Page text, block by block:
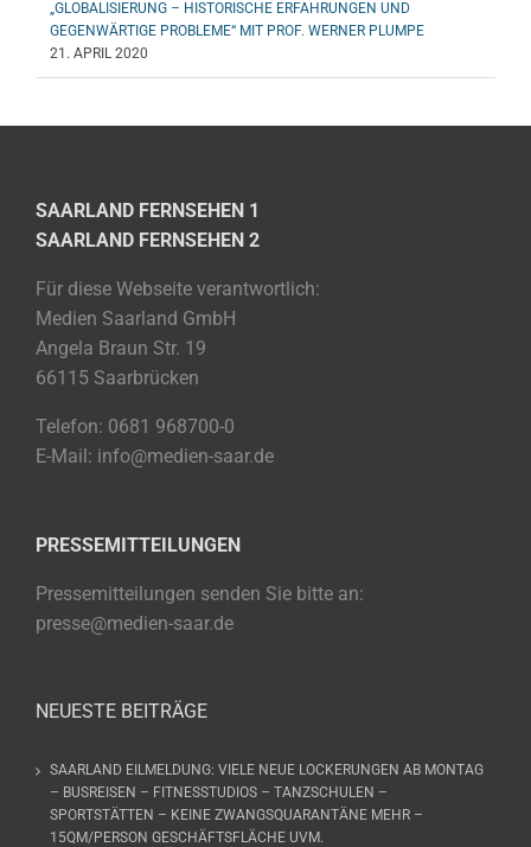
„GLOBALISIERUNG – HISTORISCHE ERFAHRUNGEN UND
GEGENWÄRTIGE PROBLEME“ MIT PROF. WERNER PLUMPE
21. APRIL 2020
SAARLAND FERNSEHEN 1
SAARLAND FERNSEHEN 2
Für diese Webseite verantwortlich:
Medien Saarland GmbH
Angela Braun Str. 19
66115 Saarbrücken
Telefon: 0681 968700-0
E-Mail: info@medien-saar.de
PRESSEMITTEILUNGEN
Pressemitteilungen senden Sie bitte an:
presse@medien-saar.de
NEUESTE BEITRÄGE
SAARLAND EILMELDUNG: VIELE NEUE LOCKERUNGEN AB MONTAG
– BUSREISEN – FITNESSTUDIOS – TANZSCHULEN –
SPORTSTÄTTEN – KEINE ZWANGSQUARANTÄNE MEHR –
15QM/PERSON GESCHÄFTSFLÄCHE UVM.